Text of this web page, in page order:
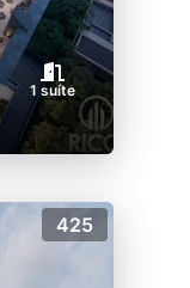
1 suíte
425